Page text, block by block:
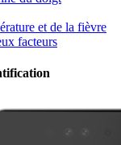
et de la fièvre
facteurs